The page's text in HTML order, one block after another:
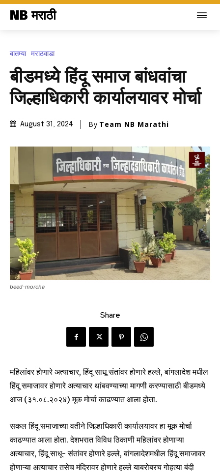
NB मराठी
बातम्या मराठवाडा
बीडमध्ये हिंदू समाज बांधवांचा
जिल्हाधिकारी कार्यालयावर मोर्चा
August 31, 2024 By Team NB Marathi
beed-morcha
Share
महिलांवर होणारे अत्याचार, हिंदू साधू संतांवर होणारे हल्ले, बांगलादेश मधील
हिंदू समाजावर होणारे अत्याचार थांबवण्याच्या मागणी करण्यासाठी बीडमध्ये
आज (३१.०८.२०२४) मूक मोर्चा काढण्यात आला होता.
सकल हिंदू समाजाच्या वतीने जिल्हाधिकारी कार्यालयावर हा मूक मोर्चा
काढण्यात आला होता. देशभरात विविध ठिकाणी महिलांवर होणाऱ्या
अत्याचार, हिंदू साधू- संतांवर होणारे हल्ले, बांगलादेशमधील हिंदू समाजावर
होणाऱ्या अत्याचार तसेच मंदिरावर होणारे हल्ले याबरोबरच गोहत्या बंदी